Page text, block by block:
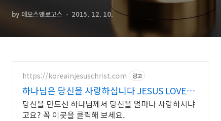
by 데오스앤로고스 2015. 12. 10.
https://koreainjesuschrist.com 광고
하나님은 당신을 사랑하십니다 JESUS LOVES
YOU
당신을 만드신 하나님께서 당신을 얼마나 사랑하시냐
고요? 꼭 이곳을 클릭해 보세요.